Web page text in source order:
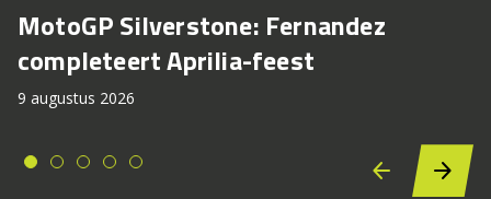
MotoGP Silverstone: Fernandez
completeert Aprilia-feest
9 augustus 2026